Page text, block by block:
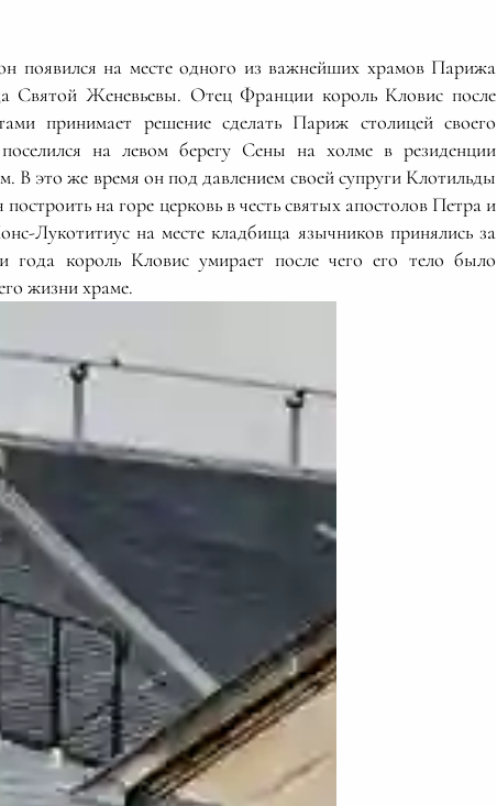
появился на месте одного из важнейших храмов Парижа
Святой Женевьевы. Отец Франции король Кловис после
принимает решение сделать Париж столицей своего
на левом берегу Сены на холме в резиденции
В это же время он под давлением своей супруги Клотильды
на горе церковь в честь святых апостолов Петра и
Лукотитиус на месте кладбища язычников принялись за
года король Кловис умирает после чего его тело было
жизни храме.